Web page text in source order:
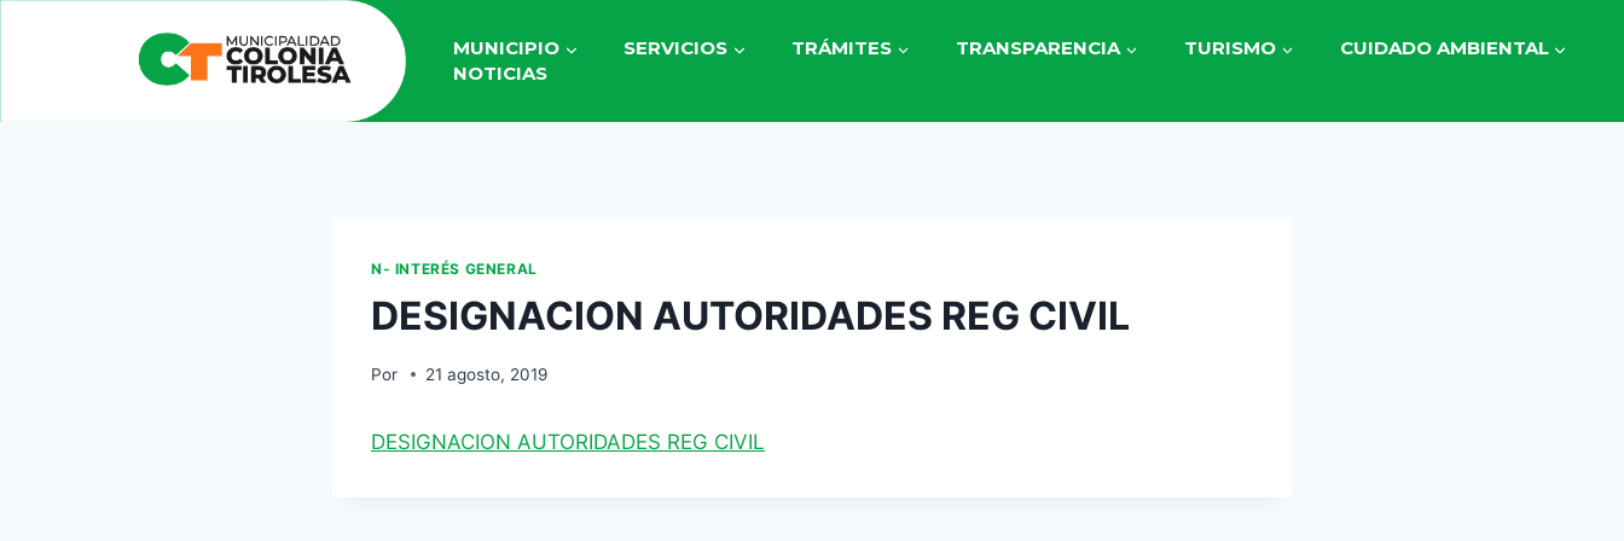
MUNICIPIO SERVICIOS TRÁMITES TRANSPARENCIA TURISMO
CUIDADO AMBIENTAL
NOTICIAS
N- INTERÉS GENERAL
DESIGNACION AUTORIDADES REG CIVIL
Por 21 agosto, 2019
DESIGNACION AUTORIDADES REG CIVIL